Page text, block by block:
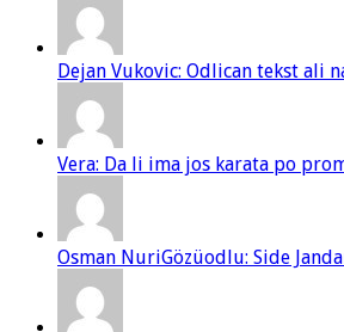
Dejan Vukovic: Odlican tekst ali
Vera: Da li ima jos karata po
Osman NuriGözüodlu: Side